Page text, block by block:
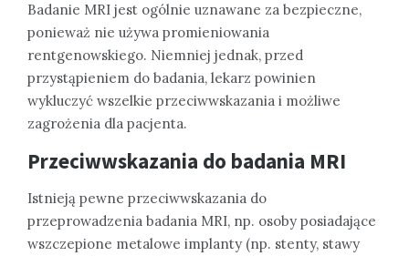
Badanie MRI jest ogólnie uznawane za bezpieczne,
ponieważ nie używa promieniowania
rentgenowskiego. Niemniej jednak, przed
przystąpieniem do badania, lekarz powinien
wykluczyć wszelkie przeciwwskazania i możliwe
zagrożenia dla pacjenta.
Przeciwwskazania do badania MRI
Istnieją pewne przeciwwskazania do
przeprowadzenia badania MRI, np. osoby posiadające
wszczepione metalowe implanty (np. stenty, stawy